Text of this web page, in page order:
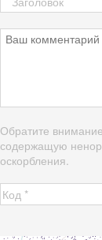
Обратите
содержащую
оскорбления.